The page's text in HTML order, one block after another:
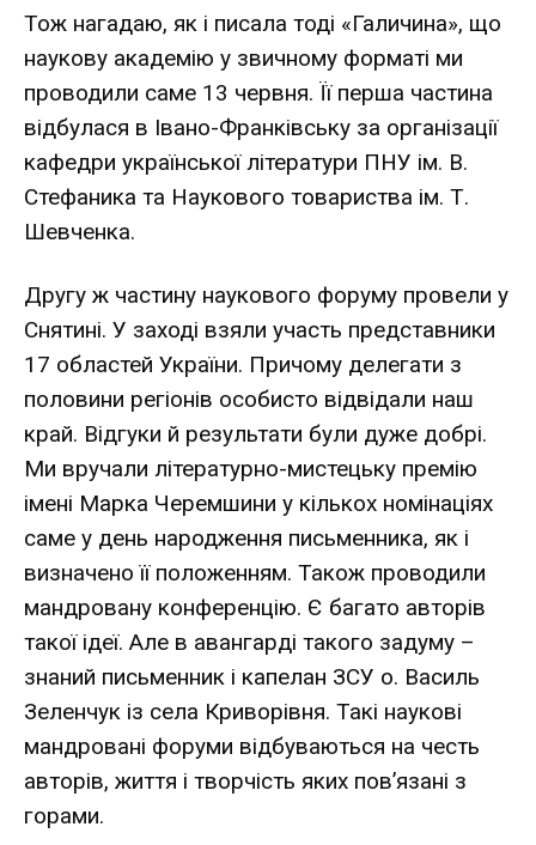
Тож нагадаю, як і писала тоді «Галичина», що
наукову академію у звичному форматі ми
проводили саме 13 червня. Її перша частина
відбулася в Івано-Франківську за організації
кафедри української літератури ПНУ ім. В.
Стефаника та Наукового товариства ім. Т.
Шевченка.
Другу ж частину наукового форуму провели у
Снятині. У заході взяли участь представники
17 областей України. Причому делегати з
половини регіонів особисто відвідали наш
край. Відгуки й результати були дуже добрі.
Ми вручали літературно-мистецьку премію
імені Марка Черемшини у кількох номінаціях
саме у день народження письменника, як і
визначено її положенням. Також проводили
мандровану конференцію. Є багато авторів
такої ідеї. Але в авангарді такого задуму –
знаний письменник і капелан ЗСУ о. Василь
Зеленчук із села Криворівня. Такі наукові
мандровані форуми відбуваються на честь
авторів, життя і творчість яких пов’язані з
горами.